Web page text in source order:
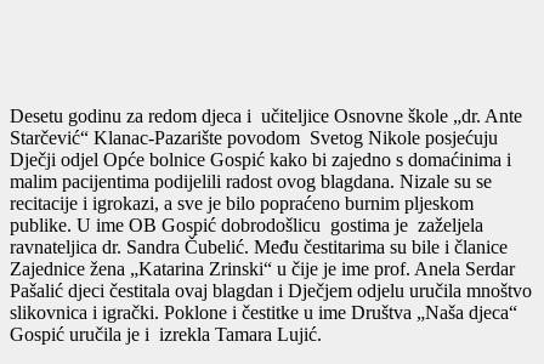
Desetu godinu za redom djeca i učiteljice Osnovne škole „dr. Ante
Starčević“ Klanac-Pazarište povodom Svetog Nikole posjećuju
Dječji odjel Opće bolnice Gospić kako bi zajedno s domaćinima i
malim pacijentima podijelili radost ovog blagdana. Nizale su se
recitacije i igrokazi, a sve je bilo popraćeno burnim pljeskom
publike. U ime OB Gospić dobrodošlicu gostima je zaželjela
ravnateljica dr. Sandra Čubelić. Među čestitarima su bile i članice
Zajednice žena „Katarina Zrinski“ u čije je ime prof. Anela Serdar
Pašalić djeci čestitala ovaj blagdan i Dječjem odjelu uručila mnoštvo
slikovnica i igrački. Poklone i čestitke u ime Društva „Naša djeca“
Gospić uručila je i izrekla Tamara Lujić.